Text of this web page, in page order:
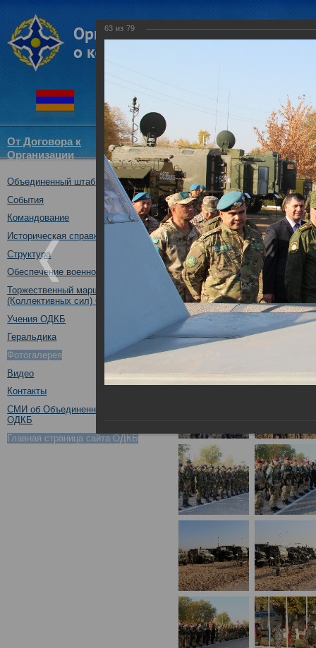
От Договора к
Организации
Структура
ОДКБ
Новости
Объединенный штаб ОДКБ
События
Командование
Историческая справка
Структура
Обеспечение военной безопасности
Торжественный марш Войск
(Коллективных сил) ОДКБ
Учения ОДКБ
Геральдика
Фотогалерея
Видео
Контакты
СМИ об Объединенном штабе
ОДКБ
Главная страница сайта ОДКБ
Открытие совместного
16.10.2017
63 из 79